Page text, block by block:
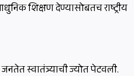
शिक्षण देण्यासोबतच राष्ट्रीय
स्वातंत्र्याची ज्योत पेटवली.